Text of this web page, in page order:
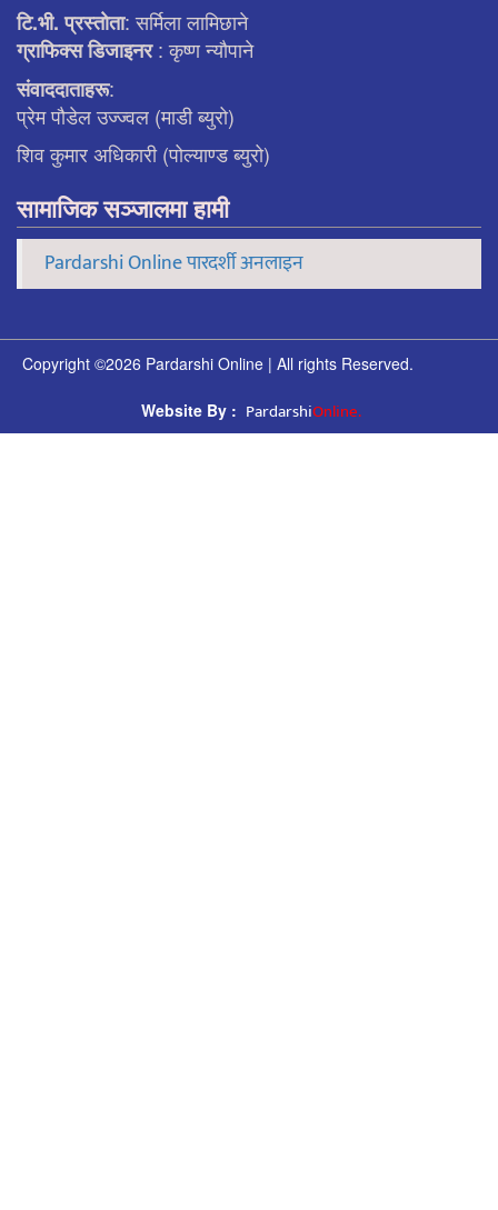
टि.भी. प्रस्ताेता: सर्मिला लामिछाने
ग्राफिक्स डिजाइनर: कृष्ण न्याैपाने
संवाददाताहरू:
प्रेम पौडेल उज्ज्वल (माडी ब्युरो)
शिव कुमार अधिकारी (पोल्याण्ड ब्युरो)
सामाजिक सञ्जालमा हामी
Pardarshi Online पारदर्शी अनलाइन
Copyright ©2026 Pardarshi Online | All rights Reserved.
Website By : PardarshiOnline.